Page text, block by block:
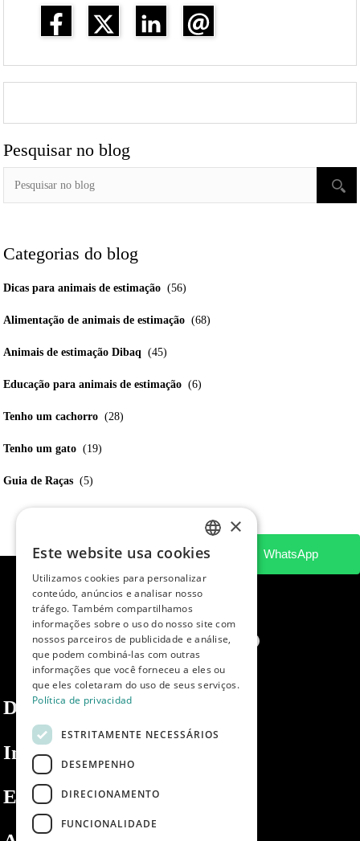
Pesquisar no blog
Categorias do blog
Dicas para animais de estimação (56)
Alimentação de animais de estimação (68)
Animais de estimação Dibaq (45)
Educação para animais de estimação (6)
Tenho um cachorro (28)
Tenho um gato (19)
Guia de Raças (5)
Dibaq
Informações
Espaço privado
SPANISH
ENGLISH
PORTUGUESE
×
Este website usa cookies
Utilizamos cookies para personalizar
conteúdo, anúncios e analisar nosso
tráfego. Também compartilhamos
informações sobre o uso do nosso site com
nossos parceiros de publicidade e análise,
que podem combiná-las com outras
informações que você forneceu a eles ou
que eles coletaram do uso de seus serviços.
Política de privacidad
ESTRITAMENTE NECESSÁRIOS
DESEMPENHO
DIRECIONAMENTO
FUNCIONALIDADE